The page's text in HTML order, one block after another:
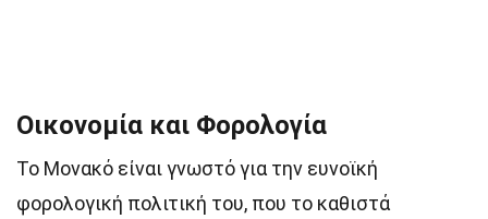
Οικονομία και Φορολογία
Το Μονακό είναι γνωστό για την ευνοϊκή
φορολογική πολιτική του, που το καθιστά